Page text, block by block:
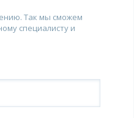
Так мы сможем
специалисту и